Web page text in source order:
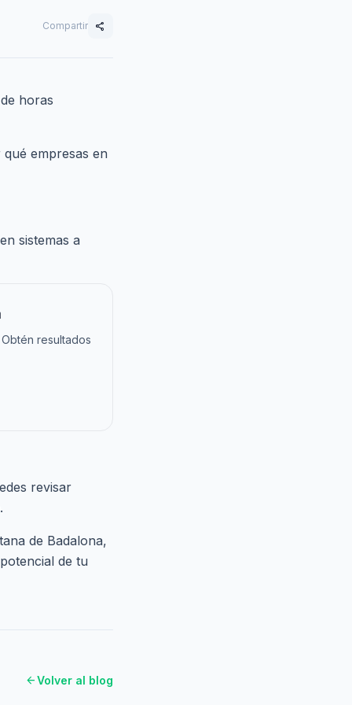
Compartir share
horas
empresas en
sistemas a
resultados
revisar
de Badalona,
de tu
arrow_backVolver al blog